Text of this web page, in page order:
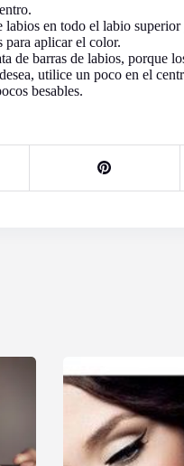
en todo el labio
para aplicar el color.
de barras de labios, porque
utilice un poco en el
besables.